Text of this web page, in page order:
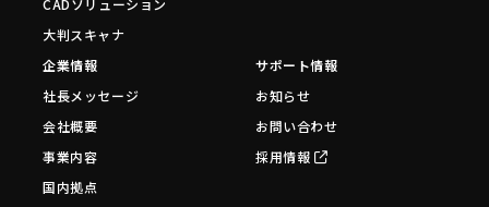
CADソリューション
大判スキャナ
企業情報
社長メッセージ
会社概要
事業内容
国内拠点
サポート情報
お知らせ
お問い合わせ
採用情報